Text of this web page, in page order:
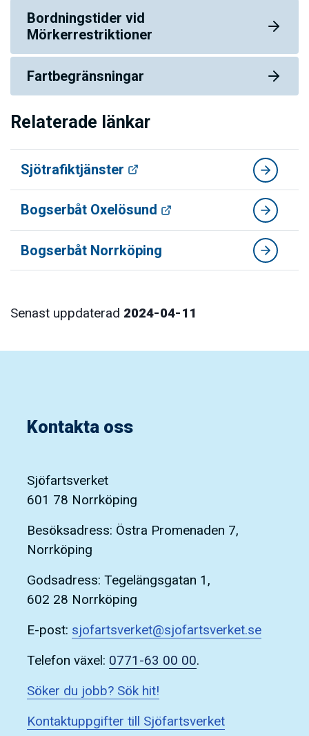
Bordningstider vid
Mörkerrestriktioner
Fartbegränsningar
Relaterade länkar
Sjötrafiktjänster
Bogserbåt Oxelösund
Bogserbåt Norrköping
Senast uppdaterad 2024-04-11
Kontakta oss
Sjöfartsverket
601 78 Norrköping
Besöksadress: Östra Promenaden 7,
Norrköping
Godsadress: Tegelängsgatan 1,
602 28 Norrköping
E-post: sjofartsverket@sjofartsverket.se
Telefon växel: 0771-63 00 00.
Söker du jobb? Sök hit!
Kontaktuppgifter till Sjöfartsverket